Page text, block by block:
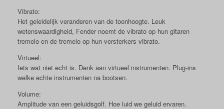
Vibrato:
Het geleidelijk veranderen van de toonhoogte. Leuk
wetenswaardigheid, Fender noemt de vibrato op hun gitaren
tremelo en de tremelo op hun versterkers vibrato.
Virtueel:
Iets wat niet echt is. Denk aan virtueel instrumenten. Plug-ins
welke echte instrumenten na bootsen.
Volume:
Amplitude van een geluidsgolf. Hoe luid we geluid ervaren.